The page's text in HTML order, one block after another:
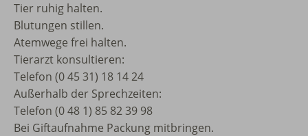
Tier ruhig halten.
Blutungen stillen.
Atemwege frei halten.
Tierarzt konsultieren:
Telefon (0 45 31) 18 14 24
Außerhalb der Sprechzeiten:
Telefon (0 48 1) 85 82 39 98
Bei Giftaufnahme Packung mitbringen.